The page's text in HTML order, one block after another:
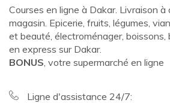
Courses en ligne à Dakar. Livraison
magasin. Epicerie, fruits, légumes,
et beauté, électroménager, boissons,
en express sur Dakar.
BONUS, votre supermarché en ligne
Ligne d'assistance 24/7: